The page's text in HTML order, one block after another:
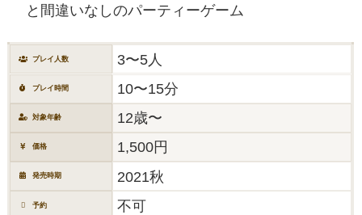
と間違いなしのパーティーゲーム
プレイ人数 3〜5人
プレイ時間 10〜15分
対象年齢 12歳〜
価格 1,500円
発売時期 2021秋
予約 不可